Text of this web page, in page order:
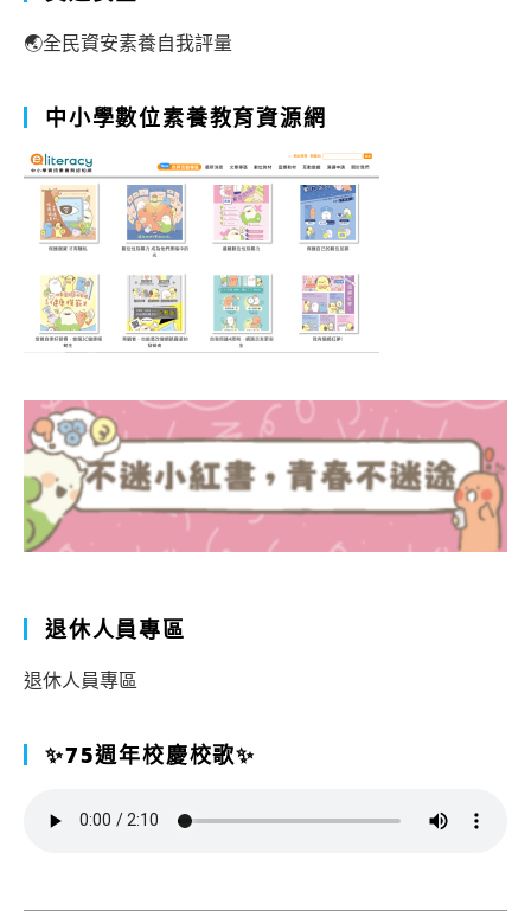
🌏全民資安素養自我評量
中小學數位素養教育資源網
退休人員專區
退休人員專區
✨75週年校慶校歌✨